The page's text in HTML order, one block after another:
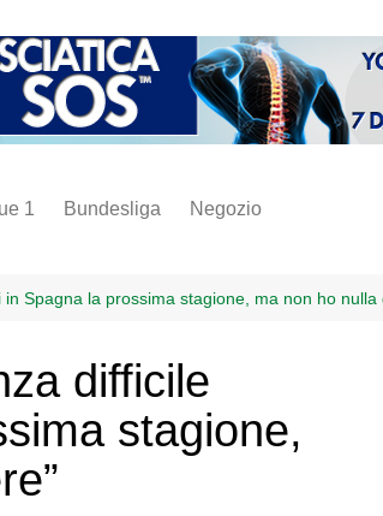
1 Bundesliga Negozio
inter
napoli
vintage
fantacalcio
Spagna la prossima stagione, ma non ho nulla
difficile
stagione,